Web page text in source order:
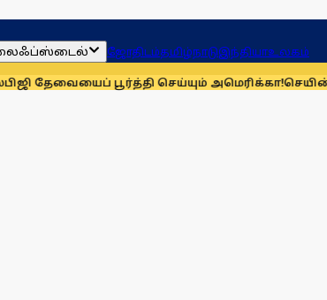
ஜோதிடம்தமிழ்நாடுஇந்தியாஉலகம்
பூர்த்தி செய்யும் அமெரிக்கா! செயின்ட் லூயிஸ்